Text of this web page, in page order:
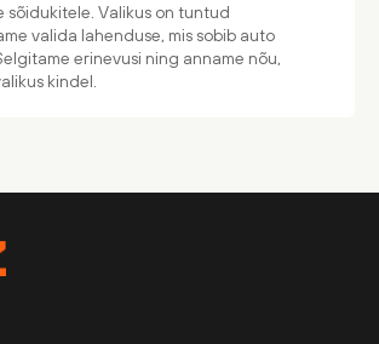
sõidukitele. Valikus on tuntud
valida lahenduse, mis sobib auto
erinevusi ning anname nõu,
kindel.